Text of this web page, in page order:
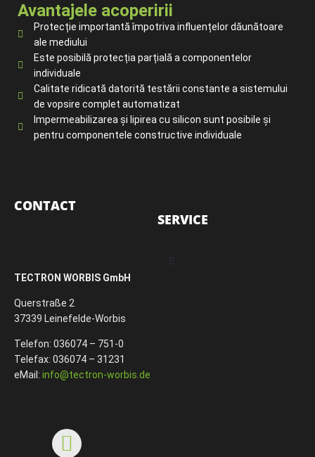
Avantajele acoperirii
Protecție importantă împotriva influențelor dăunătoare
ale mediului
Este posibilă protecția parțială a componentelor
individuale
Calitate ridicată datorită testării constante a sistemului
de vopsire complet automatizat
Impermeabilizarea și lipirea cu silicon sunt posibile și
pentru componentele constructive individuale
CONTACT
TECTRON WORBIS GmbH
Querstraße 2
37339 Leinefelde-Worbis
Telefon: 036074 – 751-0
Telefax: 036074 – 31231
eMail: info@tectron-worbis.de
SERVICE